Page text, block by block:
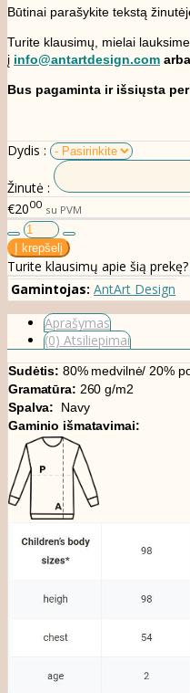
Būtinai parašykite tekstą
Turite klausimų, mielai
į info@antartdesign.com
Bus pagaminta ir išsiųsta
Dydis :
Žinutė :
€2000 su PVM
Turite klausimų apie šią prekę?
Gamintojas: AntArt Design
Aprašymas
(0) Atsiliepimai
Sudėtis: 80% medvilnė/ 20%
Gramatūra: 260 g/m2
Spalva: Navy
Gaminio išmatavimai: